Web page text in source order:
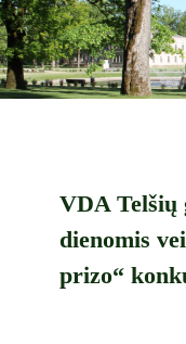
VDA Telšių
dienomis
prizo“